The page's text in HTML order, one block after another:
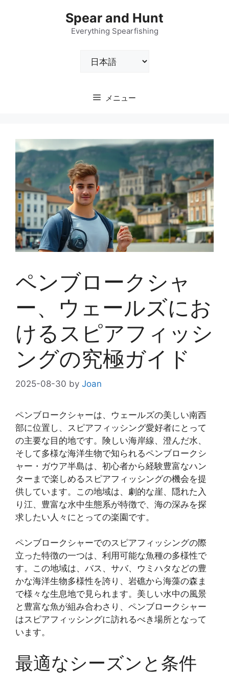
Spear and Hunt
Everything Spearfishing
メニュー
ペンブロークシャ
ー、ウェールズにお
けるスピアフィッシ
ングの究極ガイド
2025-08-30 by Joan
ペンブロークシャーは、ウェールズの美しい南西
部に位置し、スピアフィッシング愛好者にとって
の主要な目的地です。険しい海岸線、澄んだ水、
そして多様な海洋生物で知られるペンブロークシ
ャー・ガウア半島は、初心者から経験豊富なハン
ターまで楽しめるスピアフィッシングの機会を提
供しています。この地域は、劇的な崖、隠れた入
り江、豊富な水中生態系が特徴で、海の深みを探
求したい人々にとっての楽園です。
ペンブロークシャーでのスピアフィッシングの際
立った特徴の一つは、利用可能な魚種の多様性で
す。この地域は、バス、サバ、ウミハタなどの豊
かな海洋生物多様性を誇り、岩礁から海藻の森ま
で様々な生息地で見られます。美しい水中の風景
と豊富な魚が組み合わさり、ペンブロークシャー
はスピアフィッシングに訪れるべき場所となって
います。
最適なシーズンと条件